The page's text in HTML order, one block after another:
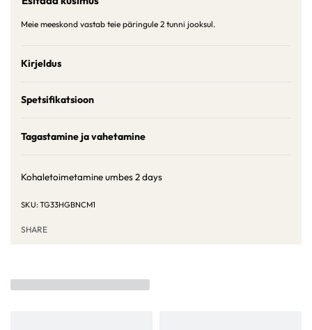
Meie meeskond vastab teie päringule 2 tunni jooksul.
Kirjeldus
Spetsifikatsioon
Tagastamine ja vahetamine
Kohaletoimetamine umbes2 days
TG33HGBNCM1
SHARE